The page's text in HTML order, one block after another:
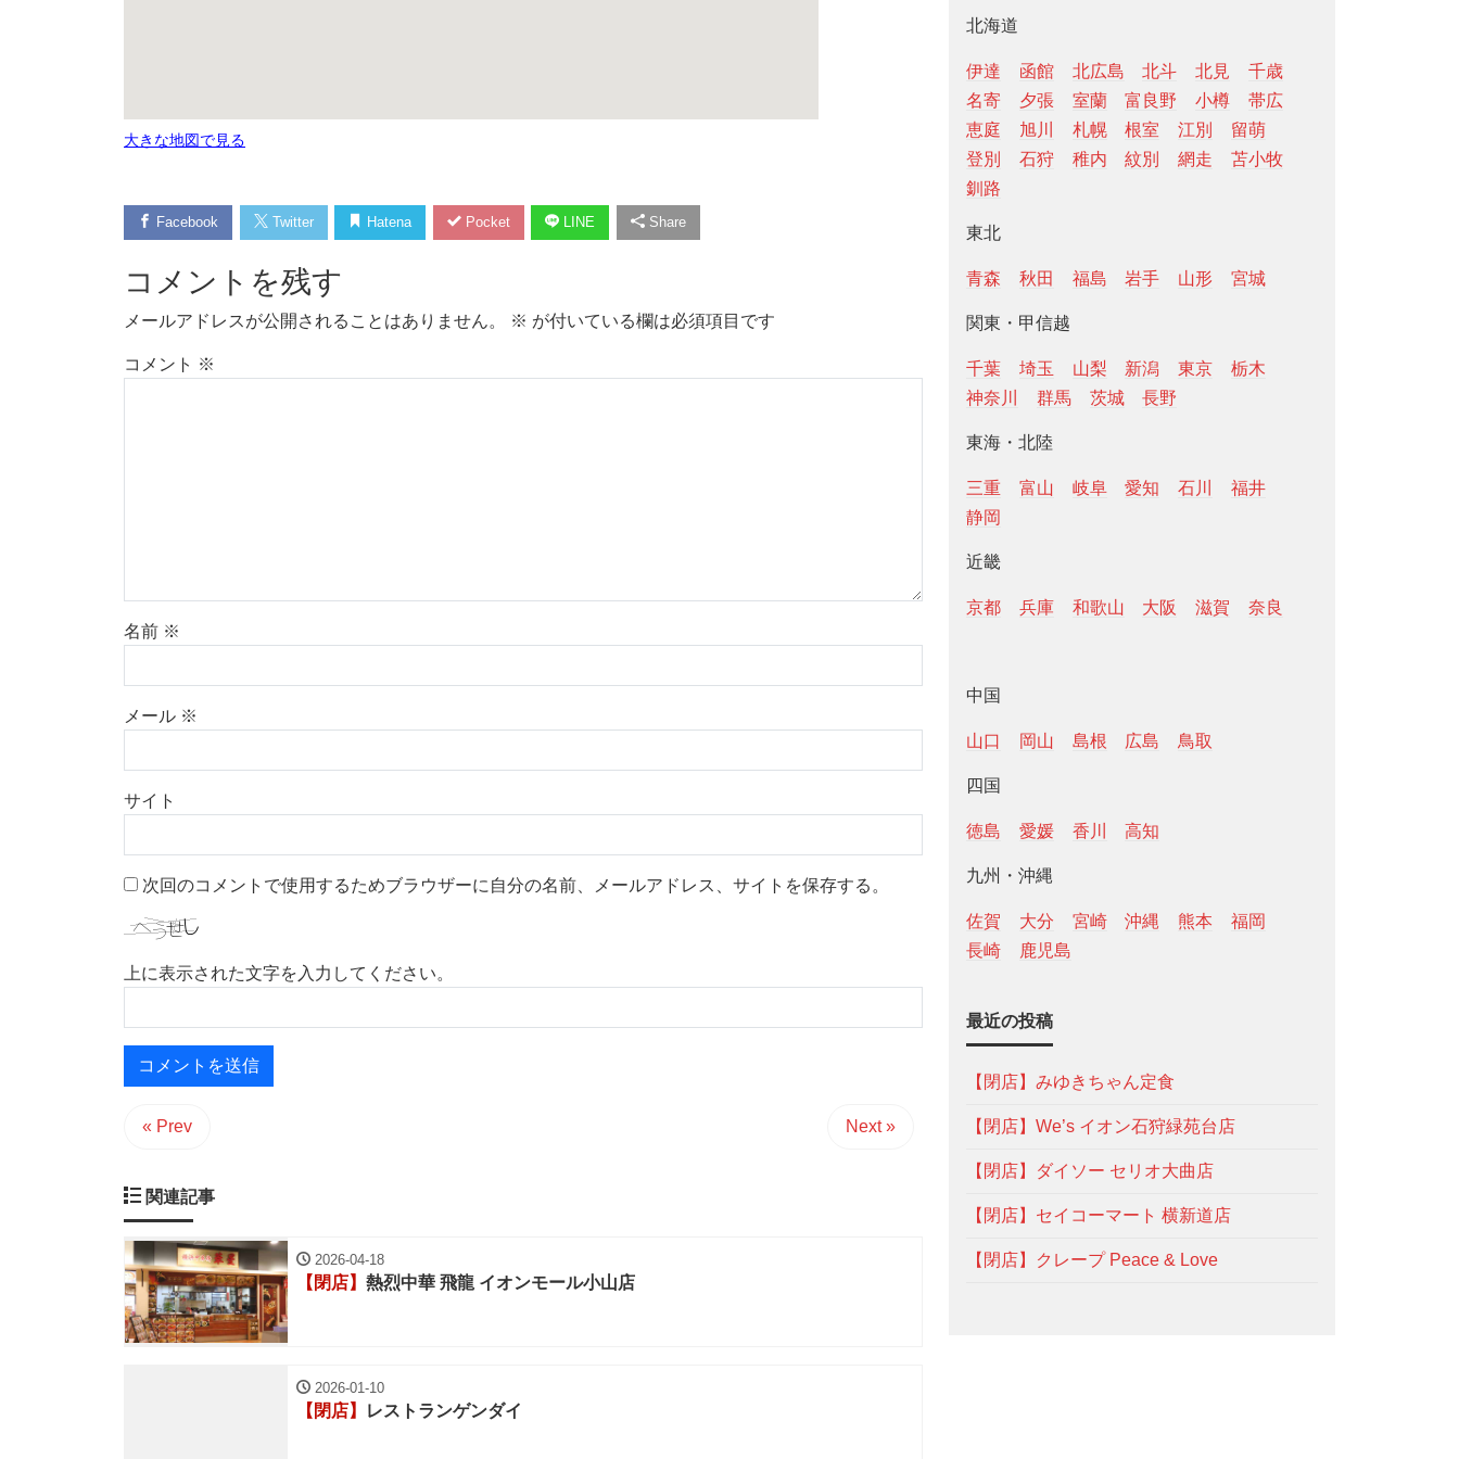
大きな地図で見る
Facebook Twitter Hatena Pocket LINE Share
コメントを残す
メールアドレスが公開されることはありません。 ※ が付いている欄は必須項目です
コメント ※
名前 ※
メール ※
サイト
次回のコメントで使用するためブラウザーに自分の名前、メールアドレス、サイトを保存する。
上に表示された文字を入力してください。
« Prev Next »
関連記事
2026-04-18
【閉店】 熱烈中華 飛龍 イオンモール小山店
2026-01-10
【閉店】 レストランゲンダイ
北海道
伊達 函館 北広島 北斗 北見
千歳
名寄
夕張 室蘭 富良野 小樽
帯広
恵庭
旭川 札幌 根室 江別
留萌
登別
石狩 稚内 紋別 網走
苫小牧
釧路
東北
青森 秋田 福島 岩手 山形 宮城
関東・甲信越
千葉 埼玉 山梨 新潟 東京
栃木
神奈川
群馬 茨城 長野
東海・北陸
三重 富山 岐阜 愛知 石川
福井
静岡
近畿
京都 兵庫 和歌山 大阪 滋賀 奈良
中国
山口 岡山 島根 広島 鳥取
四国
徳島 愛媛 香川 高知
九州・沖縄
佐賀 大分 宮崎 沖縄 熊本
福岡
長崎
鹿児島
最近の投稿
【閉店】みゆきちゃん定食
【閉店】We’s イオン石狩緑苑台店
【閉店】ダイソー セリオ大曲店
【閉店】セイコーマート 横新道店
【閉店】クレープ Peace & Love